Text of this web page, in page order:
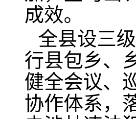
成效。
全县设三
行县包乡、
健全会议、
协作体系，